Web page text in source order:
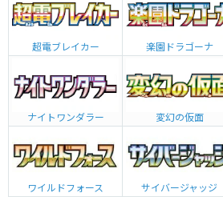
超電ブレイカー 楽園ドラゴーナ
ナイトワンダラー 変幻の仮面
ワイルドフォース サイバージャッジ